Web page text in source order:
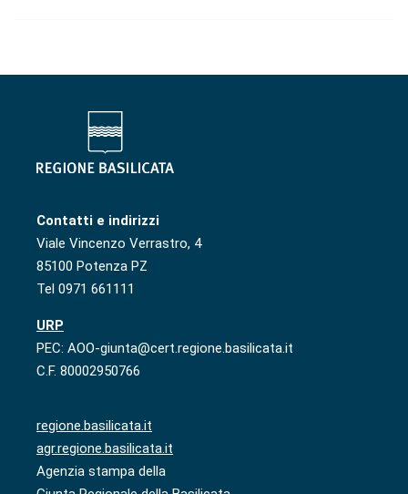
Contatti e indirizzi
Viale Vincenzo Verrastro, 4
85100 Potenza PZ
Tel 0971 661111
URP
PEC: AOO-giunta@cert.regione.basilicata.it
C.F. 80002950766
regione.basilicata.it
agr.regione.basilicata.it
Agenzia stampa della